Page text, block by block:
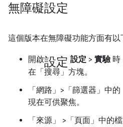
無障礙設定
這個版本在無障礙功能方面有以
開啟設定 設定 > 實驗時
在「搜尋」 方塊。
「網路」>「篩選器」中的
現在可供聚焦。
「來源」
>「頁面」 中的